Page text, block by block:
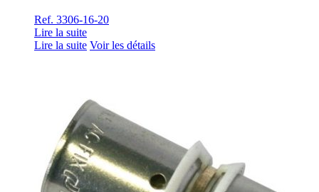
Ref. 3306-16-20
Lire la suite
Lire la suite Voir les détails